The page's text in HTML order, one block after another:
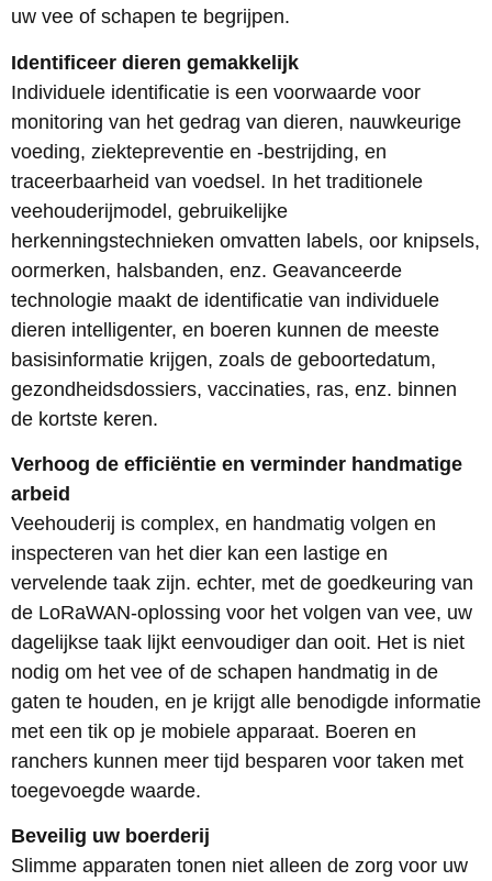
uw vee of schapen te begrijpen.
Identificeer dieren gemakkelijk
Individuele identificatie is een voorwaarde voor
monitoring van het gedrag van dieren, nauwkeurige
voeding, ziektepreventie en -bestrijding, en
traceerbaarheid van voedsel. In het traditionele
veehouderijmodel, gebruikelijke
herkenningstechnieken omvatten labels, oor knipsels,
oormerken, halsbanden, enz. Geavanceerde
technologie maakt de identificatie van individuele
dieren intelligenter, en boeren kunnen de meeste
basisinformatie krijgen, zoals de geboortedatum,
gezondheidsdossiers, vaccinaties, ras, enz. binnen
de kortste keren.
Verhoog de efficiëntie en verminder handmatige
arbeid
Veehouderij is complex, en handmatig volgen en
inspecteren van het dier kan een lastige en
vervelende taak zijn. echter, met de goedkeuring van
de LoRaWAN-oplossing voor het volgen van vee, uw
dagelijkse taak lijkt eenvoudiger dan ooit. Het is niet
nodig om het vee of de schapen handmatig in de
gaten te houden, en je krijgt alle benodigde informatie
met een tik op je mobiele apparaat. Boeren en
ranchers kunnen meer tijd besparen voor taken met
toegevoegde waarde.
Beveilig uw boerderij
Slimme apparaten tonen niet alleen de zorg voor uw